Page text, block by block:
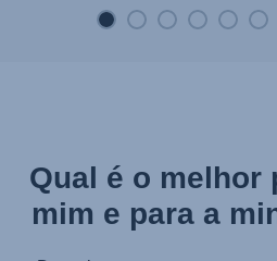
Qual é o melhor
mim e para a